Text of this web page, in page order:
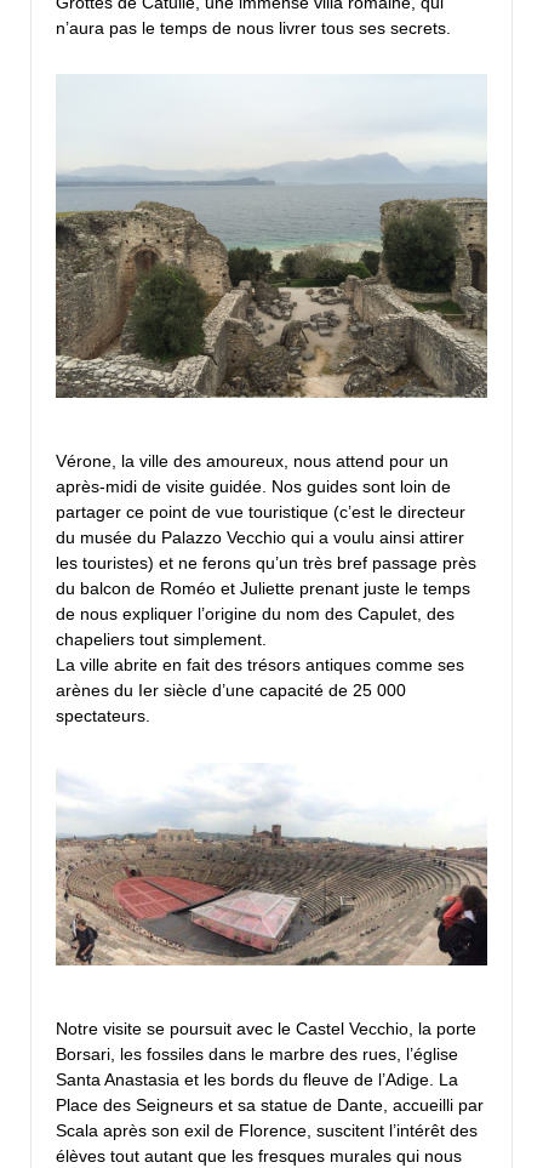
n’aura pas le temps de nous livrer tous ses secrets.
Vérone, la ville des amoureux, nous attend pour un
après-midi de visite guidée. Nos guides sont loin de
partager ce point de vue touristique (c’est le directeur
du musée du Palazzo Vecchio qui a voulu ainsi attirer
les touristes) et ne ferons qu’un très bref passage près
du balcon de Roméo et Juliette prenant juste le temps
de nous expliquer l’origine du nom des Capulet, des
chapeliers tout simplement.
La ville abrite en fait des trésors antiques comme ses
arènes du Ier siècle d’une capacité de 25 000
spectateurs.
Notre visite se poursuit avec le Castel Vecchio, la porte
Borsari, les fossiles dans le marbre des rues, l’église
Santa Anastasia et les bords du fleuve de l’Adige. La
Place des Seigneurs et sa statue de Dante, accueilli par
Scala après son exil de Florence, suscitent l’intérêt des
élèves tout autant que les fresques murales qui nous